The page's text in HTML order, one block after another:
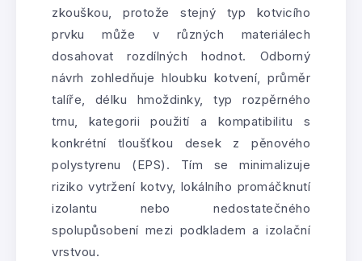
zkouškou, protože stejný typ kotvicího
prvku může v různých materiálech
dosahovat rozdílných hodnot. Odborný
návrh zohledňuje hloubku kotvení, průměr
talíře, délku hmoždinky, typ rozpěrného
trnu, kategorii použití a kompatibilitu s
konkrétní tloušťkou desek z pěnového
polystyrenu (EPS). Tím se minimalizuje
riziko vytržení kotvy, lokálního promáčknutí
izolantu nebo nedostatečného
spolupůsobení mezi podkladem a izolační
vrstvou.